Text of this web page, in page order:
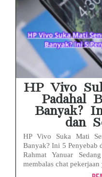
HP Vivo
Padahal
Banyak?
dan
HP Vivo Suka Mati
Banyak? Ini 5 Penyebab
Rahmat Yanuar
membalas chat